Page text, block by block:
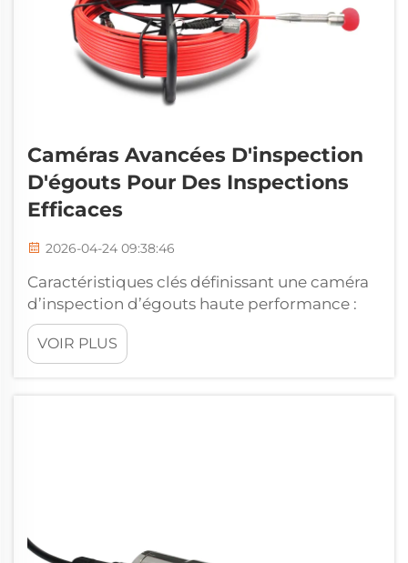
Caméras Avancées D'inspection
D'égouts Pour Des Inspections
Efficaces
2026-04-24 09:38:46
Caractéristiques clés définissant une caméra
d’inspection d’égouts haute performance :
résolution, éclairage et flexibilité de la tige
poussoir. Une imagerie haute résolution —
idéalement en 4K — permet de capturer des
VOIR PLUS